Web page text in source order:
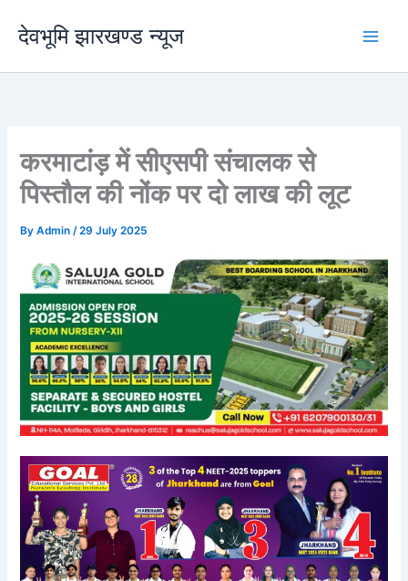
content
देवभूमि झारखण्ड न्यूज
करमाटांड़ में सीएसपी संचालक से
पिस्तौल की नोंक पर दो लाख की लूट
ByAdmin/29 July 2025